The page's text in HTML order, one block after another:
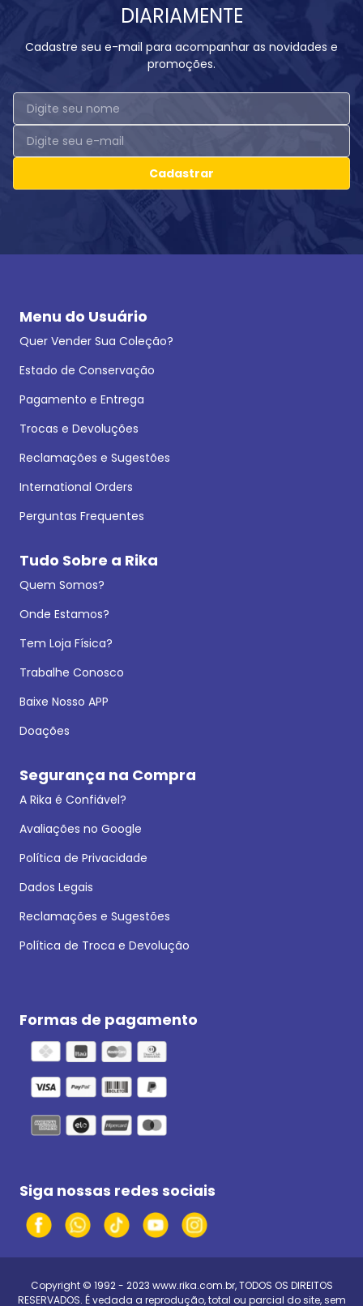
DIARIAMENTE
Cadastre seu e-mail para acompanhar as novidades e
promoções.
Cadastrar
Menu do Usuário
Quer Vender Sua Coleção?
Estado de Conservação
Pagamento e Entrega
Trocas e Devoluções
Reclamações e Sugestões
International Orders
Perguntas Frequentes
Tudo Sobre a Rika
Quem Somos?
Onde Estamos?
Tem Loja Física?
Trabalhe Conosco
Baixe Nosso APP
Doações
Segurança na Compra
A Rika é Confiável?
Avaliações no Google
Política de Privacidade
Dados Legais
Reclamações e Sugestões
Política de Troca e Devolução
Formas de pagamento
Siga nossas redes sociais
Copyright © 1992 - 2023 www.rika.com.br, TODOS OS DIREITOS
RESERVADOS. É vedada a reprodução, total ou parcial do site, sem